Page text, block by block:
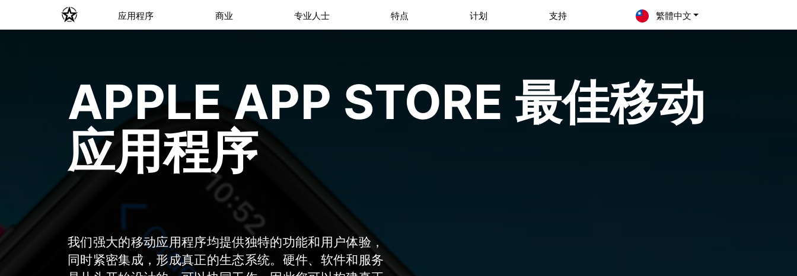
应用程序 商业 专业人士 特点 计划 支持 繁體中文
APPLE APP STORE 最佳移动
应用程序
我们强大的移动应用程序均提供独特的功能和用户体验，
同时紧密集成，形成真正的生态系统。硬件、软件和服务